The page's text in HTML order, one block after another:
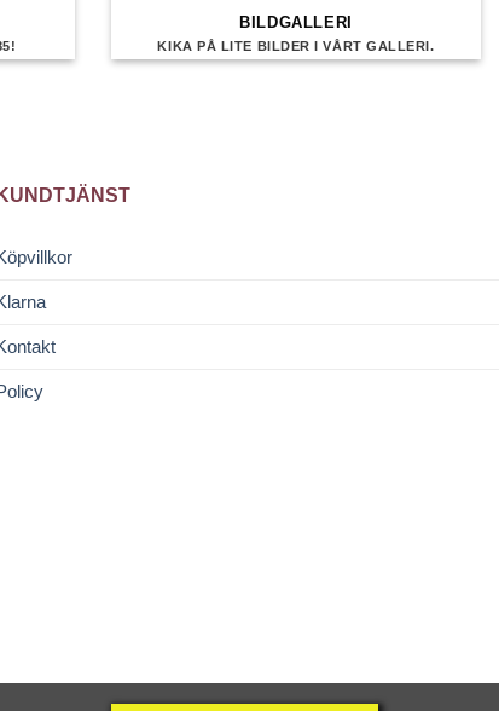
BILDGALLERI
KIKA PÅ LITE BILDER I VÅRT GALLERI.
KUNDTJÄNST